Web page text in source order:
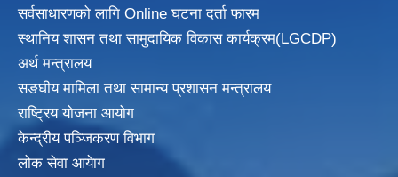
सर्वसाधारणको लागि Online घटना दर्ता फारम
स्थानिय शासन तथा सामुदायिक विकासकार्यक्रम(LGCDP)
अर्थ मन्त्रालय
सङघीय मामिला तथा सामान्य प्रशासन मन्त्रालय
राष्ट्रिय योजना आयोग
केन्द्रीय पञ्जिकरण विभाग
लोक सेवा आयेाग